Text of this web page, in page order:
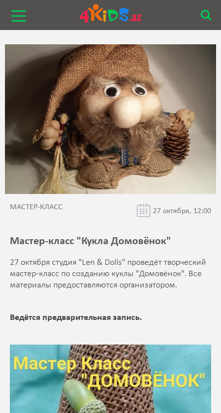
МАСТЕР-КЛАСС 27 октября, 12:00
Мастер-класс "Кукла Домовёнок"
27 октября студия "Len & Dolls" проведёт творческий
мастер-класс по созданию куклы "Домовёнок". Все
материалы предоставляются организатором.
Ведётся предварительная запись.